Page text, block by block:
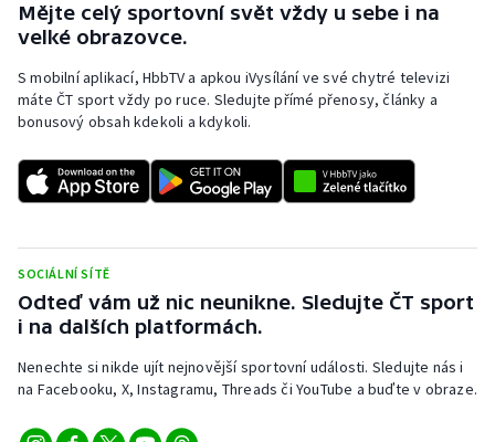
Ragby
Rychlobruslení
Short track
Sportovní střelba
Stolní tenis
Triatlon
Mějte celý sportovní svět vždy u sebe i na
velké obrazovce.
S mobilní aplikací, HbbTV a apkou iVysílání ve své chytré televizi
máte ČT sport vždy po ruce. Sledujte přímé přenosy, články a
bonusový obsah kdekoli a kdykoli.
SOCIÁLNÍ SÍTĚ
Odteď vám už nic neunikne. Sledujte ČT sport
i na dalších platformách.
Nenechte si nikde ujít nejnovější sportovní události. Sledujte nás i
na Facebooku, X, Instagramu, Threads či YouTube a buďte v obraze.